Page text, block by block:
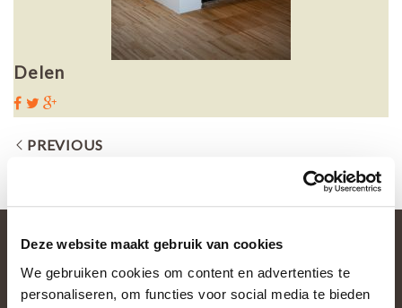
Deze website maakt gebruik van cookies
We gebruiken cookies om content en advertenties te
personaliseren, om functies voor social media te bieden
Delen
PREVIOUS